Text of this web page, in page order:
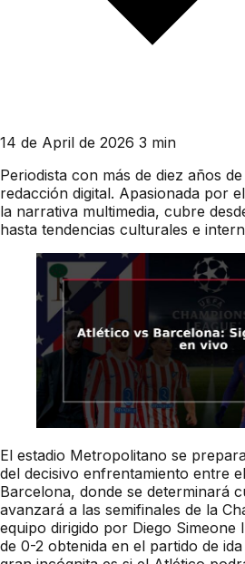
14 de April de 2026 3 min
Periodista con más de diez años
redacción digital. Apasionada por
la narrativa multimedia, cubre
hasta tendencias culturales e
El estadio Metropolitano se
del decisivo enfrentamiento entre
Barcelona, donde se determinará
avanzará a las semifinales de la
equipo dirigido por Diego Simeone
de 0-2 obtenida en el partido de